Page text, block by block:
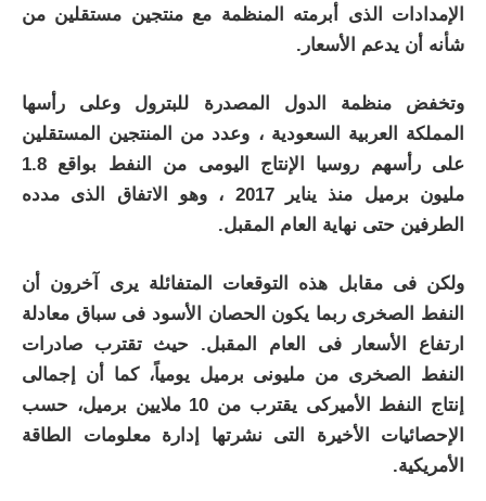
الإمدادات الذى أبرمته المنظمة مع منتجين مستقلين من
شأنه أن يدعم الأسعار .
وتخفض منظمة الدول المصدرة للبترول وعلى رأسها
المملكة العربية السعودية ، وعدد من المنتجين المستقلين
على رأسهم روسيا الإنتاج اليومى من النفط بواقع 1.8
مليون برميل منذ يناير 2017 ، وهو الاتفاق الذى مدده
الطرفين حتى نهاية العام المقبل.
ولكن فى مقابل هذه التوقعات المتفائلة يرى آخرون أن
النفط الصخرى ربما يكون الحصان الأسود فى سباق معادلة
ارتفاع الأسعار فى العام المقبل. حيث تقترب صادرات
النفط الصخرى من مليونى برميل يومياً، كما أن إجمالى
إنتاج النفط الأميركى يقترب من 10 ملايين برميل، حسب
الإحصائيات الأخيرة التى نشرتها إدارة معلومات الطاقة
الأمريكية.